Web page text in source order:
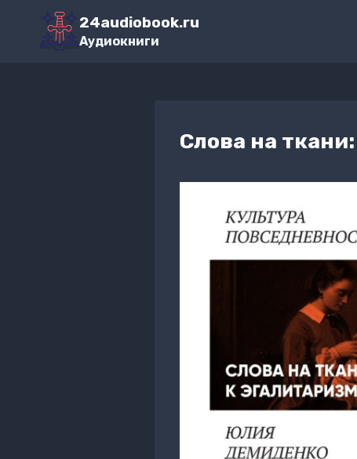
Перейти
содержимому
24audiobook.ru
Аудиокниги
Слова на